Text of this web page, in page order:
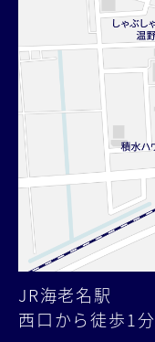
JR海老名駅
西口から徒歩1分